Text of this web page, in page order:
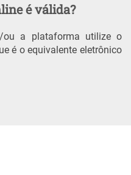
é válida?
a plataforma utilize o
é o equivalente eletrônico